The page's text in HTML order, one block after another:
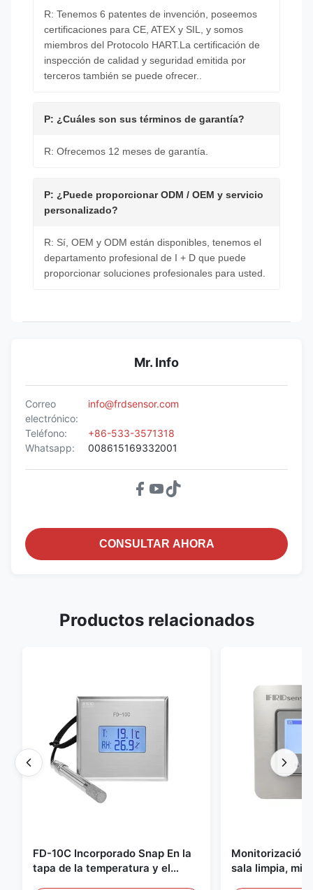
R: Tenemos 6 patentes de invención, poseemos
certificaciones para CE, ATEX y SIL, y somos
miembros del Protocolo HART.La certificación de
inspección de calidad y seguridad emitida por
terceros también se puede ofrecer..
P: ¿Cuáles son sus términos de garantía?
R: Ofrecemos 12 meses de garantía.
P: ¿Puede proporcionar ODM / OEM y servicio
personalizado?
R: Sí, OEM y ODM están disponibles, tenemos el
departamento profesional de I + D que puede
proporcionar soluciones profesionales para usted.
Mr. Info
Correo
electrónico:
info@frdsensor.com
Teléfono:
+86-533-3571318
Whatsapp:
008615169332001
CONSULTAR AHORA
Productos relacionados
FD-10C Incorporado Snap En la
tapa de la temperatura y el
Monitorización
sala limpia,